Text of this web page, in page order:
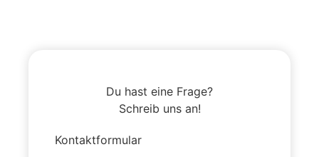
Du hast eine Frage?
Schreib uns an!
Kontaktformular